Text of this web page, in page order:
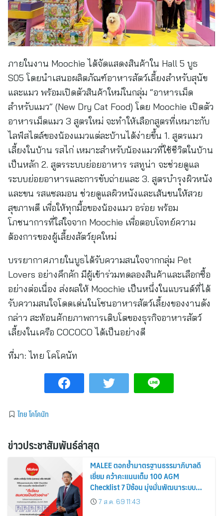
ภายในงาน Moochie ได้จัดแสดงสินค้าใน Hall 5 บูธ
S05 โดยนำเสนอผลิตภัณฑ์อาหารสัตว์เลี้ยงสำหรับสุนัข
และแมว พร้อมเปิดตัวสินค้าใหม่ในกลุ่ม “อาหารเม็ด
สำหรับแมว” (New Dry Cat Food) โดย Moochie เปิดตัว
อาหารเม็ดแมว 3 สูตรใหม่ จะทำให้เลือกสูตรที่เหมาะกับ
ไลฟ์สไตล์ของน้องแมวแต่ละบ้านได้ง่ายขึ้น 1. สูตรแมว
เลี้ยงในบ้าน รสไก่ เหมาะสำหรับน้องแมวที่ใช้ชีวิตในบ้าน
เป็นหลัก 2. สูตรระบบย่อยอาหาร รสทูน่า จะช่วยดูแล
ระบบย่อยอาหารและการขับถ่ายและ 3. สูตรบำรุงผิวหนัง
และขน รสแซลมอน ช่วยดูแลผิวหนังและเส้นขนให้สวย
สุขภาพดี เพื่อให้ทุกมื้อของน้องแมว อร่อย พร้อม
โภชนาการที่ใส่ใจจาก Moochie เพื่อตอบโจทย์ความ
ต้องการของผู้เลี้ยงสัตว์ยุคใหม่
บรรยากาศภายในบูธได้รับความสนใจจากกลุ่ม Pet
Lovers อย่างคึกคัก มีผู้เข้าร่วมทดลองสินค้าและเลือกซื้อ
อย่างต่อเนื่อง ส่งผลให้ Moochie เป็นหนึ่งในแบรนด์ที่ได้
รับความสนใจโดดเด่นในโซนอาหารสัตว์เลี้ยงของงานดัง
กล่าว สะท้อนศักยภาพการเติบโตของธุรกิจอาหารสัตว์
เลี้ยงในเครือ COCOCO ได้เป็นอย่างดี
ที่มา: ไทย โคโคนัท
ไทย โคโคนัท
ข่าวประชาสัมพันธ์ล่าสุด
MALEE ตอกย้ำมาตรฐานธรรมาภิบาลดี
เยี่ยม คว้าคะแนนเต็ม 100 AGM
Checklist 7 ปีซ้อน มุ่งมั่นพัฒนาระบบ
กำกับดูกิจการ เพื่อยกระดับสู่มาตรฐาน
สากล
7 ส.ค. 69 11:43